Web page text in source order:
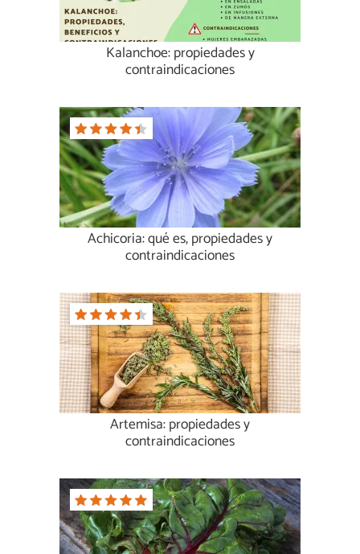
Kalanchoe: propiedades y
contraindicaciones
Achicoria: qué es, propiedades y
contraindicaciones
Artemisa: propiedades y
contraindicaciones